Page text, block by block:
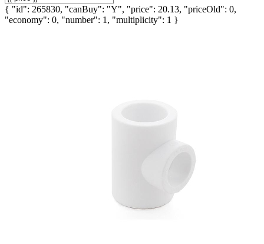
{ "id": 265830, "canBuy": "Y", "price": 20.13, "priceOld": 0,
"economy": 0, "number": 1, "multiplicity": 1 }